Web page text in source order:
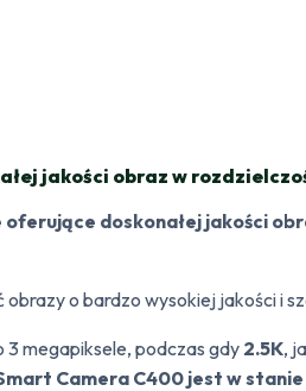
jakości obraz w
doskonałej jakości
o bardzo wysokiej jakości i
megapiksele, podczas gdy2.5K,
Camera C400 jest w